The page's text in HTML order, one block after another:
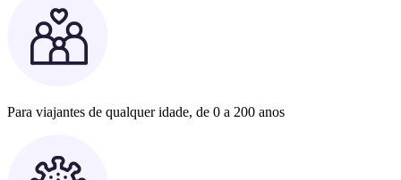
Para viajantes de qualquer idade, de 0 a 200 anos